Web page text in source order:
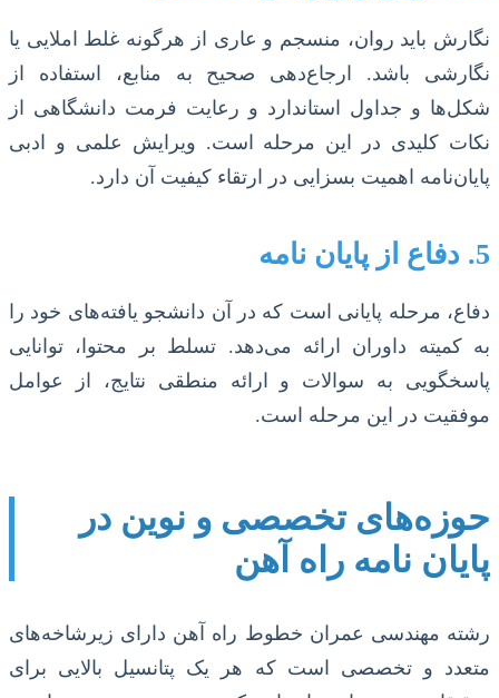
نگارش باید روان، منسجم و عاری از هرگونه غلط املایی یا
نگارشی باشد. ارجاع‌دهی صحیح به منابع، استفاده از
شکل‌ها و جداول استاندارد و رعایت فرمت دانشگاهی از
نکات کلیدی در این مرحله است. ویرایش علمی و ادبی
پایان‌نامه اهمیت بسزایی در ارتقاء کیفیت آن دارد.
5. دفاع از پایان نامه
دفاع، مرحله پایانی است که در آن دانشجو یافته‌های خود را
به کمیته داوران ارائه می‌دهد. تسلط بر محتوا، توانایی
پاسخگویی به سوالات و ارائه منطقی نتایج، از عوامل
موفقیت در این مرحله است.
حوزه‌های تخصصی و نوین در
پایان نامه راه آهن
رشته مهندسی عمران خطوط راه آهن دارای زیرشاخه‌های
متعدد و تخصصی است که هر یک پتانسیل بالایی برای